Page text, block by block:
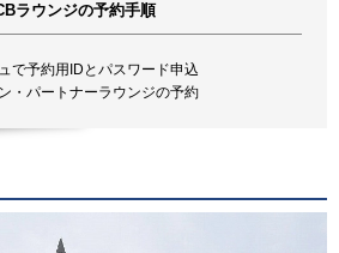
ラウンジの予約手順
で予約用IDとパスワード申込
・パートナーラウンジの予約